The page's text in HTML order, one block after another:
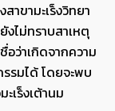
าขามะเร็งวิทยา
งไม่ทราบสาเหตุ
อว่าเกิดจากความ
รมได้ โดยจะพบ
เร็งเต้านม